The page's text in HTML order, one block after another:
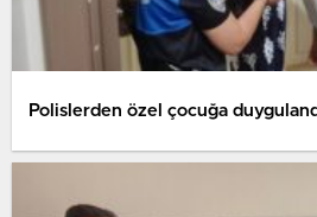
Polislerden özel çocuğa